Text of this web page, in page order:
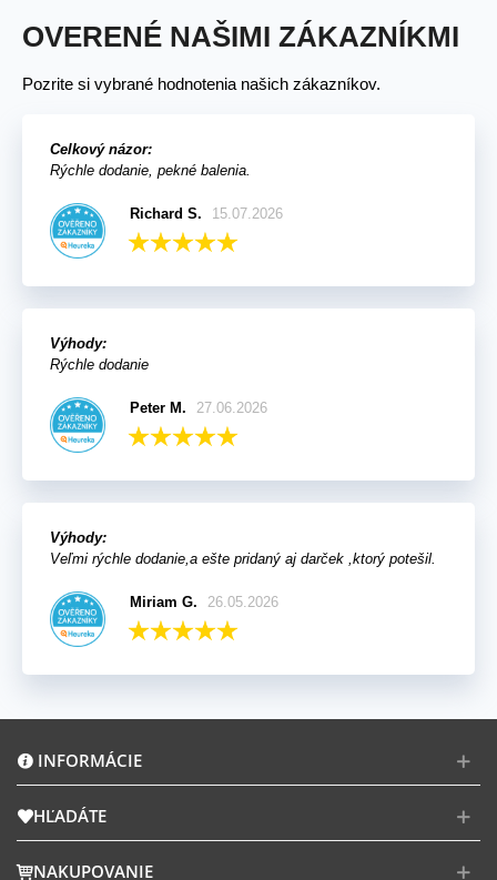
OVERENÉ NAŠIMI ZÁKAZNÍKMI
Pozrite si vybrané hodnotenia našich zákazníkov.
Celkový názor:
Rýchle dodanie, pekné balenia.
Richard S. 15.07.2026
Výhody:
Rýchle dodanie
Peter M. 27.06.2026
Výhody:
Veľmi rýchle dodanie,a ešte pridaný aj darček ,ktorý potešil.
Miriam G. 26.05.2026
INFORMÁCIE
HĽADÁTE
NAKUPOVANIE